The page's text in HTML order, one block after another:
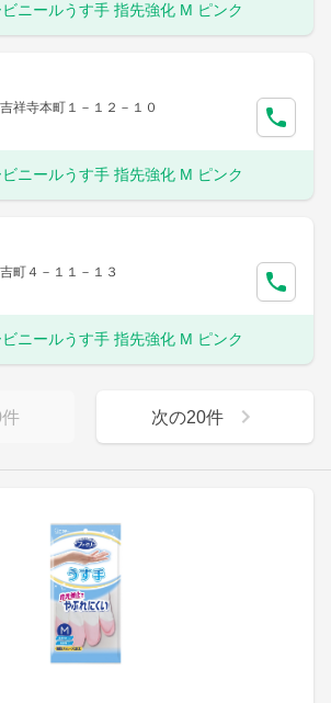
ニールうす手 指先強化 M ピンク
祥寺本町１－１２－１０
ニールうす手 指先強化 M ピンク
町４－１１－１３
ニールうす手 指先強化 M ピンク
件 次の20件